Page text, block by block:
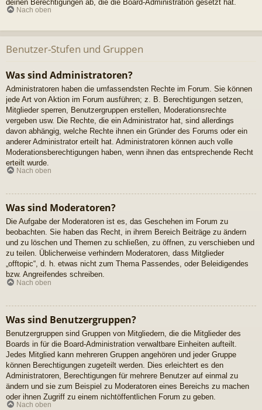
deinen Berechtigungen ab, die die Board-Administration gesetzt hat.
Nach oben
Benutzer-Stufen und Gruppen
Was sind Administratoren?
Administratoren haben die umfassendsten Rechte im Forum. Sie können
jede Art von Aktion im Forum ausführen; z. B. Berechtigungen setzen,
Mitglieder sperren, Benutzergruppen erstellen, Moderationsrechte
vergeben usw. Die Rechte, die ein Administrator hat, sind allerdings
davon abhängig, welche Rechte ihnen ein Gründer des Forums oder ein
anderer Administrator erteilt hat. Administratoren können auch volle
Moderationsberechtigungen haben, wenn ihnen das entsprechende Recht
erteilt wurde.
Nach oben
Was sind Moderatoren?
Die Aufgabe der Moderatoren ist es, das Geschehen im Forum zu
beobachten. Sie haben das Recht, in ihrem Bereich Beiträge zu ändern
und zu löschen und Themen zu schließen, zu öffnen, zu verschieben und
zu teilen. Üblicherweise verhindern Moderatoren, dass Mitglieder
„offtopic“, d. h. etwas nicht zum Thema Passendes, oder Beleidigendes
bzw. Angreifendes schreiben.
Nach oben
Was sind Benutzergruppen?
Benutzergruppen sind Gruppen von Mitgliedern, die die Mitglieder des
Boards in für die Board-Administration verwaltbare Einheiten aufteilt.
Jedes Mitglied kann mehreren Gruppen angehören und jeder Gruppe
können Berechtigungen zugeteilt werden. Dies erleichtert es den
Administratoren, Berechtigungen für mehrere Benutzer auf einmal zu
ändern und sie zum Beispiel zu Moderatoren eines Bereichs zu machen
oder ihnen Zugriff zu einem nichtöffentlichen Forum zu geben.
Nach oben